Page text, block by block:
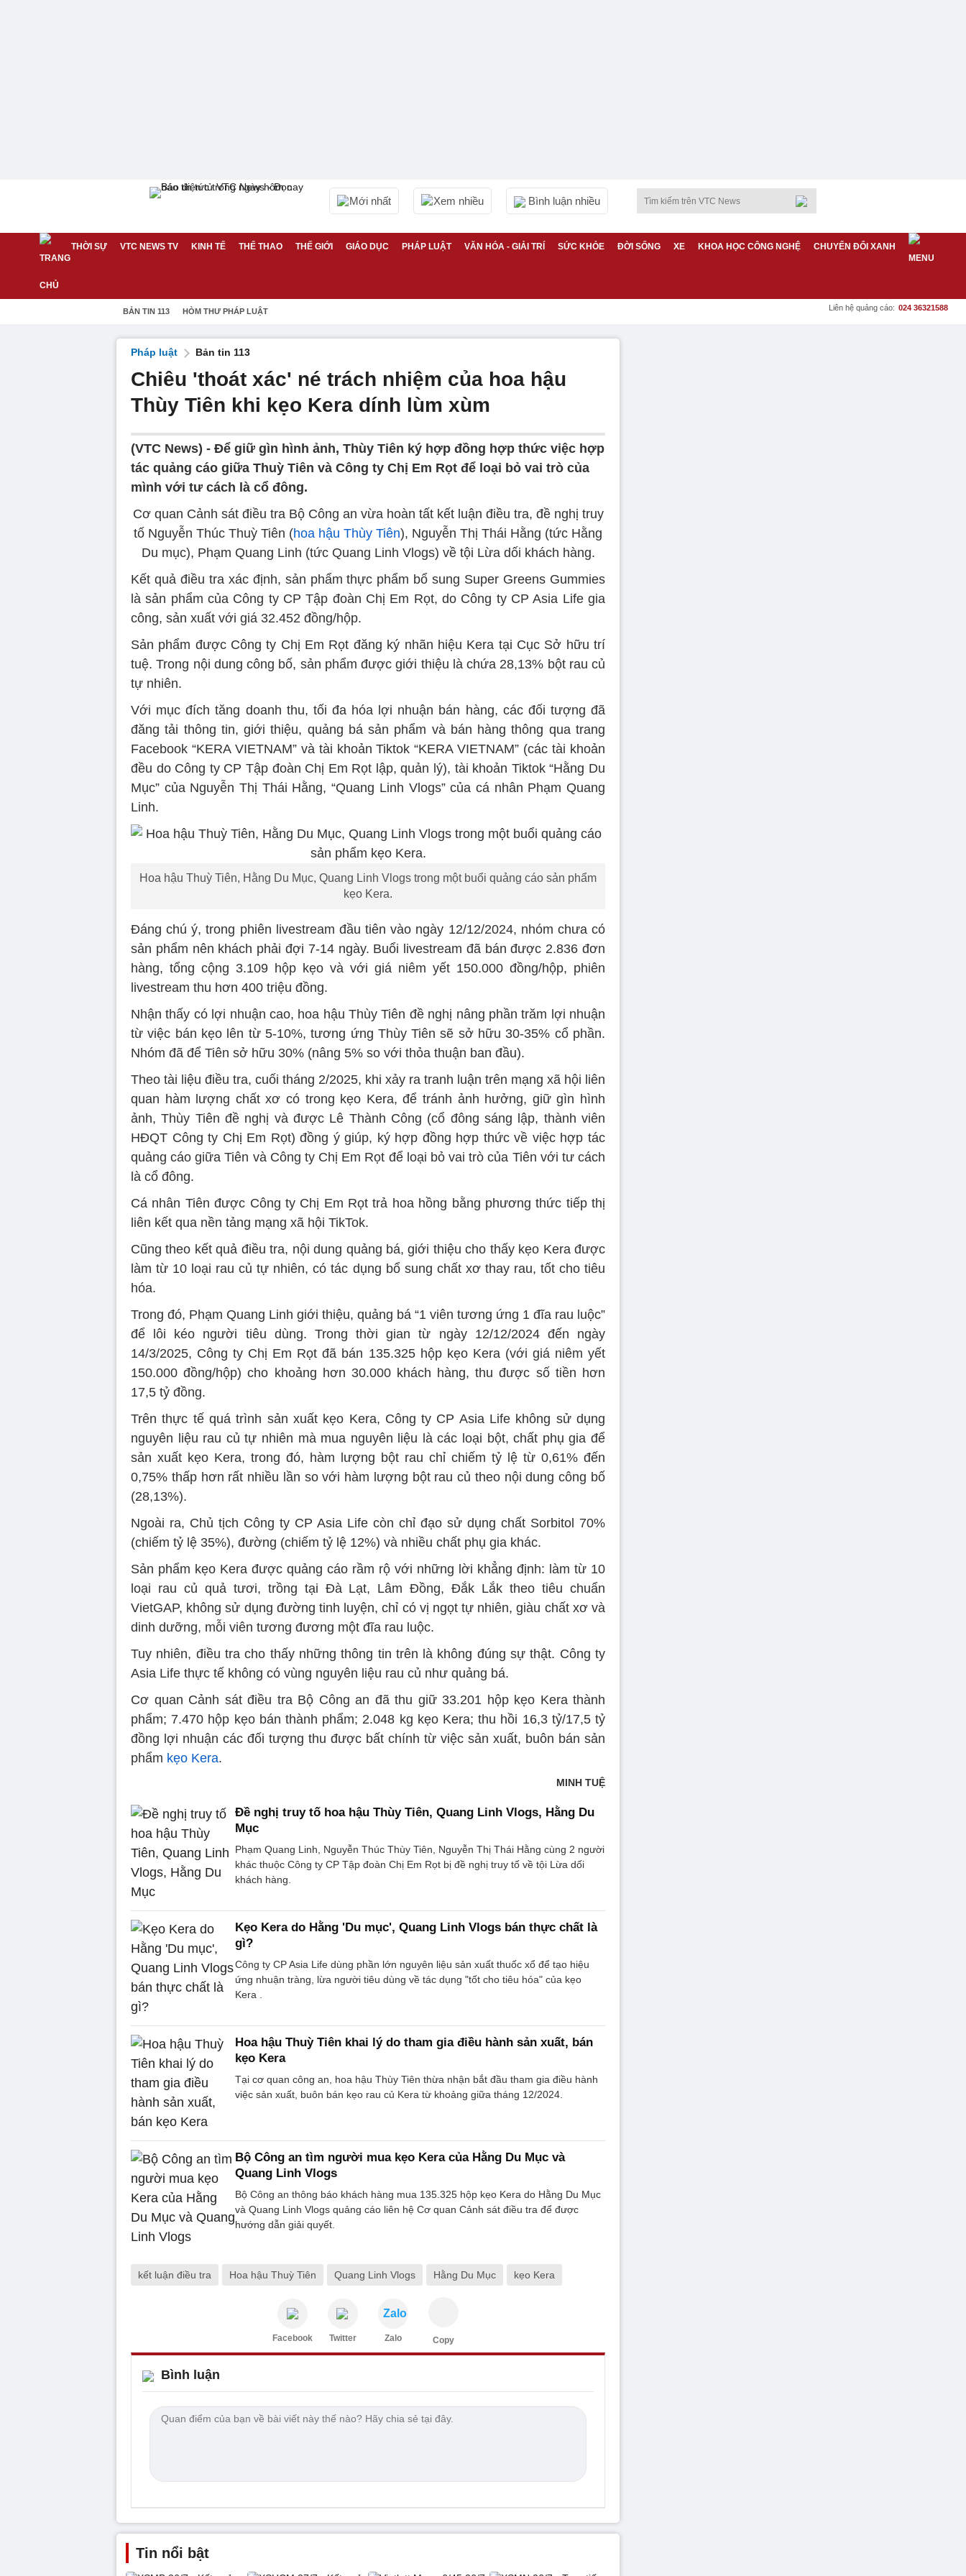
Mới nhất Xem nhiều Bình luận nhiều
THỜI SỰ VTC NEWS TV KINH TẾ THỂ THAO THẾ GIỚI GIÁO DỤC PHÁP LUẬT VĂN HÓA - GIẢI TRÍ SỨC KHỎE ĐỜI SỐNG XE KHOA HỌC CÔNG NGHỆ CHUYỂN ĐỔI XANH
BẢN TIN 113 HÒM THƯ PHÁP LUẬT Liên hệ quảng cáo: 024 36321588
Pháp luật Bản tin 113
Chiêu 'thoát xác' né trách nhiệm của hoa hậu
Thùy Tiên khi kẹo Kera dính lùm xùm
(VTC News) - Để giữ gìn hình ảnh, Thùy Tiên ký hợp đồng hợp thức việc hợp
tác quảng cáo giữa Thuỳ Tiên và Công ty Chị Em Rọt để loại bỏ vai trò của
mình với tư cách là cổ đông.
Cơ quan Cảnh sát điều tra Bộ Công an vừa hoàn tất kết luận điều tra, đề nghị truy
tố Nguyễn Thúc Thuỳ Tiên (hoa hậu Thùy Tiên), Nguyễn Thị Thái Hằng (tức Hằng
Du mục), Phạm Quang Linh (tức Quang Linh Vlogs) về tội Lừa dối khách hàng.
Kết quả điều tra xác định, sản phẩm thực phẩm bổ sung Super Greens Gummies
là sản phẩm của Công ty CP Tập đoàn Chị Em Rọt, do Công ty CP Asia Life gia
công, sản xuất với giá 32.452 đồng/hộp.
Sản phẩm được Công ty Chị Em Rọt đăng ký nhãn hiệu Kera tại Cục Sở hữu trí
tuệ. Trong nội dung công bố, sản phẩm được giới thiệu là chứa 28,13% bột rau củ
tự nhiên.
Với mục đích tăng doanh thu, tối đa hóa lợi nhuận bán hàng, các đối tượng đã
đăng tải thông tin, giới thiệu, quảng bá sản phẩm và bán hàng thông qua trang
Facebook “KERA VIETNAM” và tài khoản Tiktok “KERA VIETNAM” (các tài khoản
đều do Công ty CP Tập đoàn Chị Em Rọt lập, quản lý), tài khoản Tiktok “Hằng Du
Mục” của Nguyễn Thị Thái Hằng, “Quang Linh Vlogs” của cá nhân Phạm Quang
Linh.
Hoa hậu Thuỳ Tiên, Hằng Du Mục, Quang Linh Vlogs trong một buổi quảng cáo sản phẩm
kẹo Kera.
Đáng chú ý, trong phiên livestream đầu tiên vào ngày 12/12/2024, nhóm chưa có
sản phẩm nên khách phải đợi 7-14 ngày. Buổi livestream đã bán được 2.836 đơn
hàng, tổng cộng 3.109 hộp kẹo và với giá niêm yết 150.000 đồng/hộp, phiên
livestream thu hơn 400 triệu đồng.
Nhận thấy có lợi nhuận cao, hoa hậu Thùy Tiên đề nghị nâng phần trăm lợi nhuận
từ việc bán kẹo lên từ 5-10%, tương ứng Thùy Tiên sẽ sở hữu 30-35% cổ phần.
Nhóm đã để Tiên sở hữu 30% (nâng 5% so với thỏa thuận ban đầu).
Theo tài liệu điều tra, cuối tháng 2/2025, khi xảy ra tranh luận trên mạng xã hội liên
quan hàm lượng chất xơ có trong kẹo Kera, để tránh ảnh hưởng, giữ gìn hình
ảnh, Thùy Tiên đề nghị và được Lê Thành Công (cổ đông sáng lập, thành viên
HĐQT Công ty Chị Em Rọt) đồng ý giúp, ký hợp đồng hợp thức về việc hợp tác
quảng cáo giữa Tiên và Công ty Chị Em Rọt để loại bỏ vai trò của Tiên với tư cách
là cổ đông.
Cá nhân Tiên được Công ty Chị Em Rọt trả hoa hồng bằng phương thức tiếp thị
liên kết qua nền tảng mạng xã hội TikTok.
Cũng theo kết quả điều tra, nội dung quảng bá, giới thiệu cho thấy kẹo Kera được
làm từ 10 loại rau củ tự nhiên, có tác dụng bổ sung chất xơ thay rau, tốt cho tiêu
hóa.
Trong đó, Phạm Quang Linh giới thiệu, quảng bá “1 viên tương ứng 1 đĩa rau luộc”
để lôi kéo người tiêu dùng. Trong thời gian từ ngày 12/12/2024 đến ngày
14/3/2025, Công ty Chị Em Rọt đã bán 135.325 hộp kẹo Kera (với giá niêm yết
150.000 đồng/hộp) cho khoảng hơn 30.000 khách hàng, thu được số tiền hơn
17,5 tỷ đồng.
Trên thực tế quá trình sản xuất kẹo Kera, Công ty CP Asia Life không sử dụng
nguyên liệu rau củ tự nhiên mà mua nguyên liệu là các loại bột, chất phụ gia để
sản xuất kẹo Kera, trong đó, hàm lượng bột rau chỉ chiếm tỷ lệ từ 0,61% đến
0,75% thấp hơn rất nhiều lần so với hàm lượng bột rau củ theo nội dung công bố
(28,13%).
Ngoài ra, Chủ tịch Công ty CP Asia Life còn chỉ đạo sử dụng chất Sorbitol 70%
(chiếm tỷ lệ 35%), đường (chiếm tỷ lệ 12%) và nhiều chất phụ gia khác.
Sản phẩm kẹo Kera được quảng cáo rầm rộ với những lời khẳng định: làm từ 10
loại rau củ quả tươi, trồng tại Đà Lạt, Lâm Đồng, Đắk Lắk theo tiêu chuẩn
VietGAP, không sử dụng đường tinh luyện, chỉ có vị ngọt tự nhiên, giàu chất xơ và
dinh dưỡng, mỗi viên tương đương một đĩa rau luộc.
Tuy nhiên, điều tra cho thấy những thông tin trên là không đúng sự thật. Công ty
Asia Life thực tế không có vùng nguyên liệu rau củ như quảng bá.
Cơ quan Cảnh sát điều tra Bộ Công an đã thu giữ 33.201 hộp kẹo Kera thành
phẩm; 7.470 hộp kẹo bán thành phẩm; 2.048 kg kẹo Kera; thu hồi 16,3 tỷ/17,5 tỷ
đồng lợi nhuận các đối tượng thu được bất chính từ việc sản xuất, buôn bán sản
phẩm kẹo Kera.
MINH TUỆ
Đề nghị truy tố hoa hậu Thùy Tiên, Quang Linh Vlogs, Hằng Du
Mục
Phạm Quang Linh, Nguyễn Thúc Thùy Tiên, Nguyễn Thị Thái Hằng cùng 2 người
khác thuộc Công ty CP Tập đoàn Chị Em Rọt bị đề nghị truy tố về tội Lừa dối
khách hàng.
Kẹo Kera do Hằng 'Du mục', Quang Linh Vlogs bán thực chất là
gì?
Công ty CP Asia Life dùng phần lớn nguyên liệu sản xuất thuốc xổ để tạo hiệu
ứng nhuận tràng, lừa người tiêu dùng về tác dụng "tốt cho tiêu hóa" của kẹo
Kera .
Hoa hậu Thuỳ Tiên khai lý do tham gia điều hành sản xuất, bán
kẹo Kera
Tại cơ quan công an, hoa hậu Thùy Tiên thừa nhận bắt đầu tham gia điều hành
việc sản xuất, buôn bán kẹo rau củ Kera từ khoảng giữa tháng 12/2024.
Bộ Công an tìm người mua kẹo Kera của Hằng Du Mục và
Quang Linh Vlogs
Bộ Công an thông báo khách hàng mua 135.325 hộp kẹo Kera do Hằng Du Mục
và Quang Linh Vlogs quảng cáo liên hệ Cơ quan Cảnh sát điều tra để được
hướng dẫn giải quyết.
kết luận điều tra Hoa hậu Thuỳ Tiên Quang Linh Vlogs Hằng Du Mục kẹo Kera
Facebook Twitter
Zalo
Zalo Copy
Bình luận
Tin nổi bật